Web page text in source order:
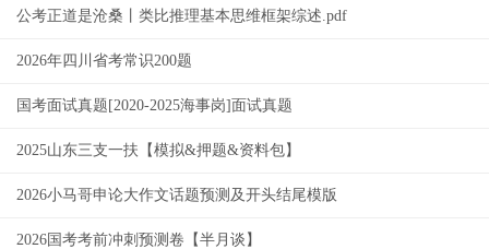
公考正道是沧桑丨类比推理基本思维框架综述.pdf
2026年四川省考常识200题
国考面试真题[2020-2025海事岗]面试真题
2025山东三支一扶【模拟&押题&资料包】
2026小马哥申论大作文话题预测及开头结尾模版
2026国考考前冲刺预测卷【半月谈】